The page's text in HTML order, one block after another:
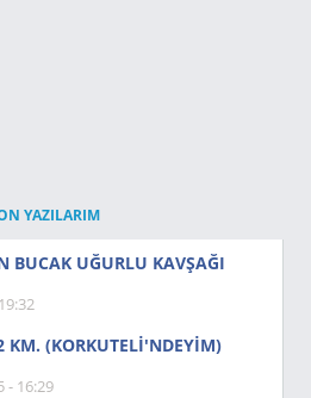
YAZILARIM
BUCAK UĞURLU KAVŞAĞI
KM. (KORKUTELİ'NDEYIM)
- 16:29